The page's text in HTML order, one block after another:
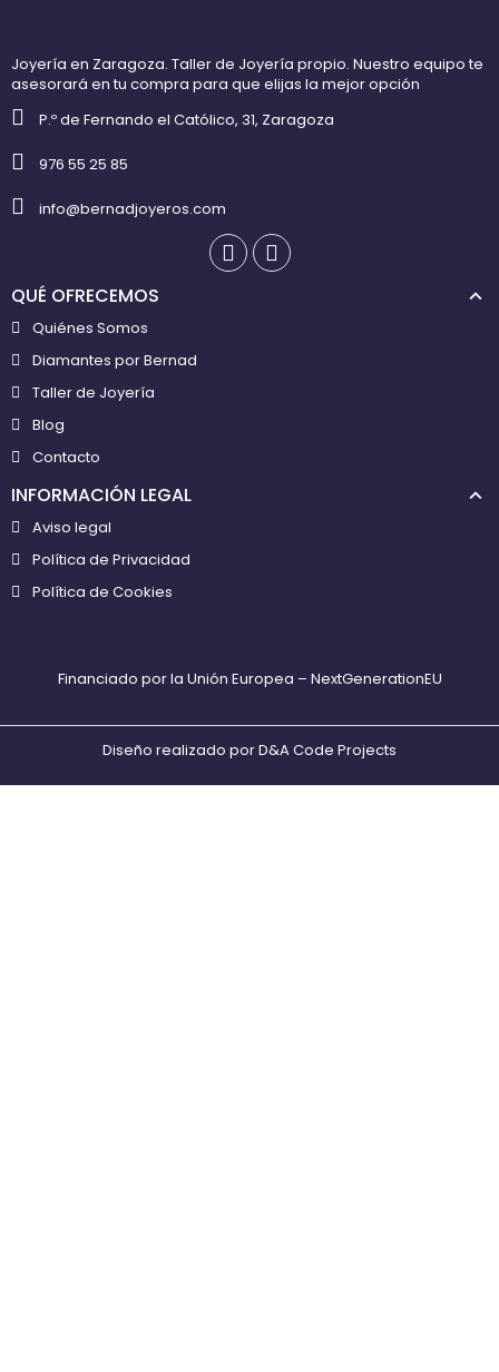
Joyería en Zaragoza. Taller de Joyería propio. Nuestro equipo te
asesorará en tu compra para que elijas la mejor opción
P.º de Fernando el Católico, 31, Zaragoza
976 55 25 85
info@bernadjoyeros.com
QUÉ OFRECEMOS
Quiénes Somos
Diamantes por Bernad
Taller de Joyería
Blog
Contacto
INFORMACIÓN LEGAL
Aviso legal
Política de Privacidad
Política de Cookies
Financiado por la Unión Europea – NextGenerationEU
Diseño realizado porD&A Code Projects